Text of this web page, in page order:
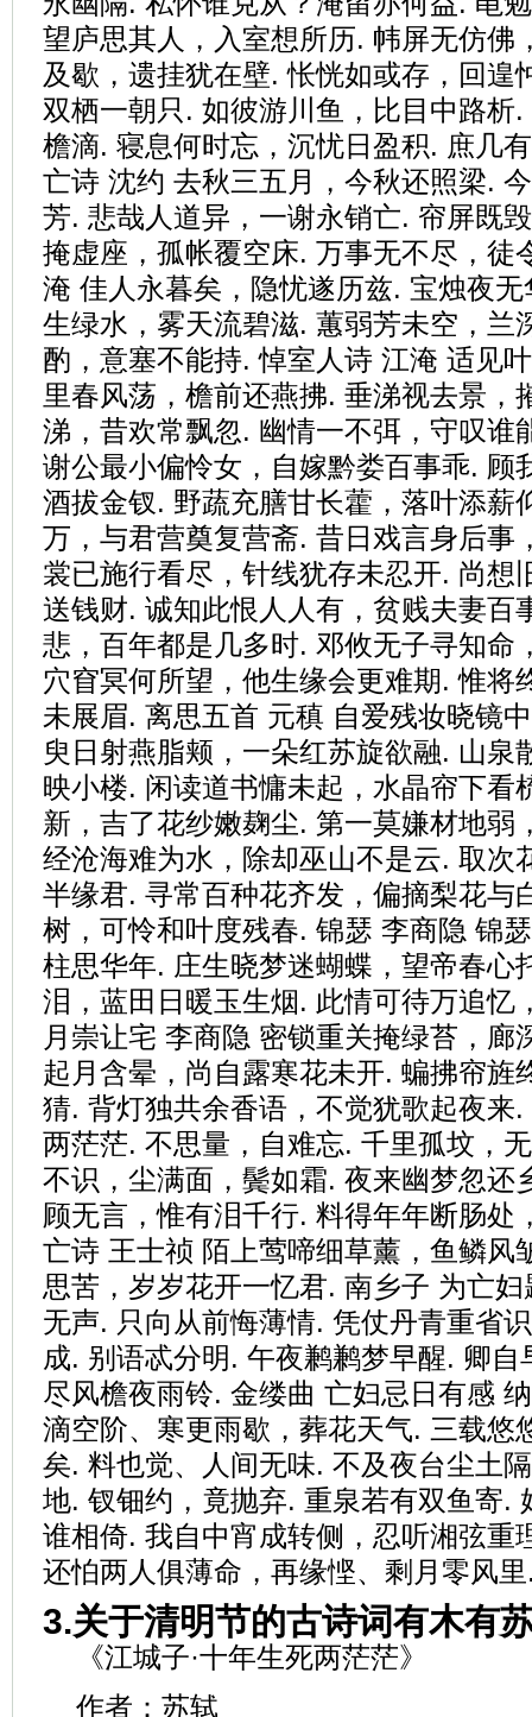
望庐思其人，入室想所历. 帏屏无仿佛
及歇，遗挂犹在壁. 怅恍如或存，回遑
双栖一朝只. 如彼游川鱼，比目中路析
檐滴. 寝息何时忘，沉忧日盈积. 庶几
亡诗 沈约 去秋三五月，今秋还照梁.
芳. 悲哉人道异，一谢永销亡. 帘屏既
掩虚座，孤帐覆空床. 万事无不尽，徒
淹 佳人永暮矣，隐忧遂历兹. 宝烛夜
生绿水，雾天流碧滋. 蕙弱芳未空，兰
酌，意塞不能持. 悼室人诗 江淹 适见
里春风荡，檐前还燕拂. 垂涕视去景，
涕，昔欢常飘忽. 幽情一不弭，守叹谁
谢公最小偏怜女，自嫁黔娄百事乖. 顾
酒拔金钗. 野蔬充膳甘长藿，落叶添薪
万，与君营奠复营斋. 昔日戏言身后事
裳已施行看尽，针线犹存未忍开. 尚想
送钱财. 诚知此恨人人有，贫贱夫妻百
悲，百年都是几多时. 邓攸无子寻知命
穴窅冥何所望，他生缘会更难期. 惟将
未展眉. 离思五首 元稹 自爱残妆晓镜
臾日射燕脂颊，一朵红苏旋欲融. 山泉
映小楼. 闲读道书慵未起，水晶帘下看
新，吉了花纱嫩麹尘. 第一莫嫌材地弱
经沧海难为水，除却巫山不是云. 取次
半缘君. 寻常百种花齐发，偏摘梨花与
树，可怜和叶度残春. 锦瑟 李商隐 锦
柱思华年. 庄生晓梦迷蝴蝶，望帝春心
泪，蓝田日暖玉生烟. 此情可待万追忆
月崇让宅 李商隐 密锁重关掩绿苔，廊
起月含晕，尚自露寒花未开. 蝙拂帘旌
猜. 背灯独共余香语，不觉犹歌起夜来
两茫茫. 不思量，自难忘. 千里孤坟，
不识，尘满面，鬓如霜. 夜来幽梦忽还
顾无言，惟有泪千行. 料得年年断肠处
亡诗 王士祯 陌上莺啼细草薰，鱼鳞风
思苦，岁岁花开一忆君. 南乡子 为亡
无声. 只向从前悔薄情. 凭仗丹青重省
成. 别语忒分明. 午夜鹣鹣梦早醒. 卿
尽风檐夜雨铃. 金缕曲 亡妇忌日有感
滴空阶、寒更雨歇，葬花天气. 三载悠
矣. 料也觉、人间无味. 不及夜台尘土
地. 钗钿约，竟抛弃. 重泉若有双鱼寄.
谁相倚. 我自中宵成转侧，忍听湘弦重
还怕两人俱薄命，再缘悭、剩月零风
3.关于清明节的古诗词有木有
《江城子·十年生死两茫茫》
作者：苏轼